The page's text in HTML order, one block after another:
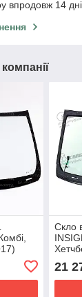
впродовж 14
Скло
21